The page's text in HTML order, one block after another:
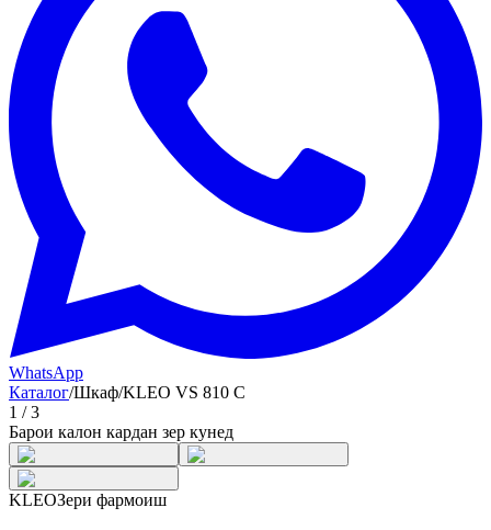
WhatsApp
Каталог/Шкаф/KLEO VS 810 С
1 /3
Барои калон кардан зер кунед
KLEOЗери фармоиш